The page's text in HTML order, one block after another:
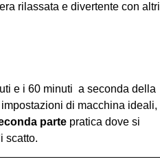
rilassata e divertente con altri
e i 60 minuti  a seconda della
di macchina ideali,
parte pratica dove si
scatto.